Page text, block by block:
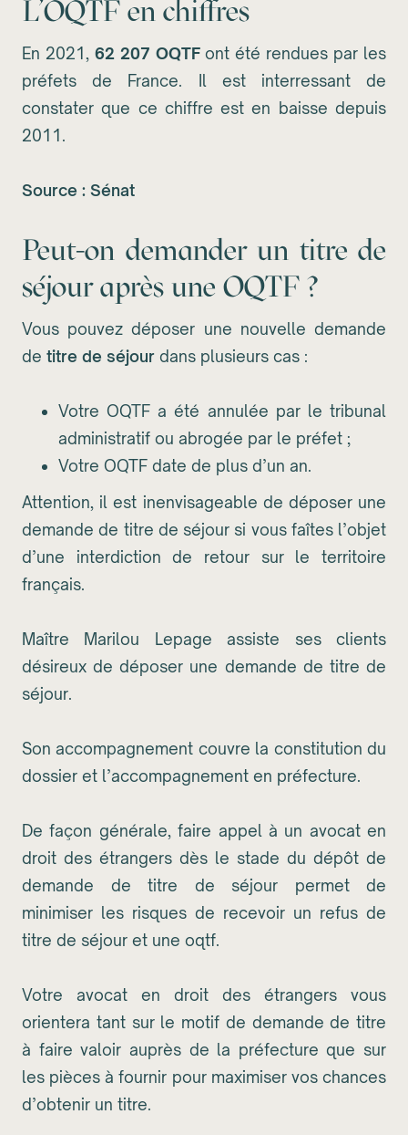
L’OQTF en chiffres
En 2021, 62 207 OQTFont été rendues par les
préfets de France. Il est interressant de
constater que ce chiffre est en baisse depuis
2011.
Source : Sénat
Peut-on demander un titre de
séjour après une OQTF ?
Vous pouvez déposer une nouvelle demande
de titre de séjour dans plusieurs cas :
Votre OQTF a été annulée par le tribunal
administratif ou abrogée par le préfet ;
Votre OQTF date de plus d’un an.
Attention, il est inenvisageable de déposer une
demande de titre de séjour si vous faîtes l’objet
d’une interdiction de retour sur le territoire
français.
Maître Marilou Lepage assiste ses clients
désireux de déposer une demande de titre de
séjour.
Son accompagnement couvre la constitution du
dossier et l’accompagnement en préfecture.
De façon générale, faire appel à un avocat en
droit des étrangers dès le stade du dépôt de
demande de titre de séjour permet de
minimiser les risques de recevoir un refus de
titre de séjour et une oqtf.
Votre avocat en droit des étrangers vous
orientera tant sur le motif de demande de titre
à faire valoir auprès de la préfecture que sur
les pièces à fournir pour maximiser vos chances
d’obtenir un titre.